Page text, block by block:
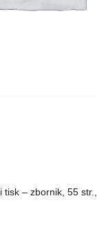
tisk – zbornik, 55